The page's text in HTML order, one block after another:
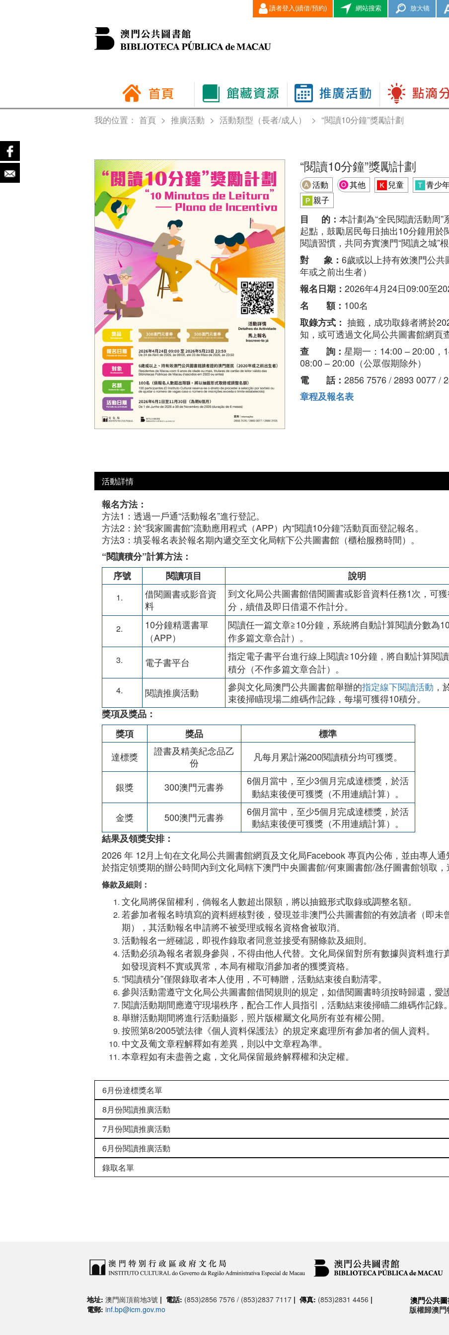
讀者登入(續借/預約) 網站搜索 放大镜
我的位置： 首頁> 推廣活動 > 活動類型（長者/成人） > “閱讀10分鐘”獎勵計劃
“閱讀10分鐘”獎勵計劃
活動 其他 兒童 青少
親子
目 的：本計劃為“全民閱讀活動周
起點，鼓勵居民每日抽出10分鐘用
閱讀習慣，共同夯實澳門“閱讀之城”
對 象：6歲或以上持有效澳門公
年或之前出生者）
報名日期：2026年4月24日09:00至
名 額： 100名
取錄方式： 抽籤，成功取錄者將於
知，或可透過文化局公共圖書館網頁
查 詢：星期一：14:00 – 20:00，
08:00 – 20:00（公眾假期除外）
電 話：2856 7576 / 2893 0077 /
章程及報名表
活動詳情
報名方法：
方法1：透過一戶通“活動報名”進行登記。
方法2：於“我家圖書館”流動應用程式（APP）內“閱讀10分鐘”活動頁面登記報名。
方法3：填妥報名表於報名期內遞交至文化局轄下公共圖書館（櫃枱服務時間）。
“閱讀積分”計算方法：
序號
閱讀項目 說明
借閱圖書或影音資
料
到文化局公共圖書館借閱圖書或影音資料任務1次，可
分，續借及即日借還不作計分。
10分鐘精選書單
（APP）
閱讀任一篇文章≧10分鐘，系統將自動計算閱讀分數為
作多篇文章合計）。
電子書平台
指定電子書平台進行線上閱讀≧10分鐘，將自動計算閱
積分（不作多篇文章合計）。
閱讀推廣活動
參與文化局澳門公共圖書館舉辦的指定線下閱讀活動 ，
束後掃瞄現場二維碼作記錄，每場可獲得10積分。
獎項及獎品：
獎項
獎品
標準
達標獎
證書及精美紀念品乙
份
凡每月累計滿200閱讀積分均可獲獎。
銀獎 300澳門元書券
6個月當中，至少3個月完成達標獎，於活
動結束後便可獲獎（不用連續計算）。
金獎
500澳門元書券
6個月當中，至少5個月完成達標獎，於活
動結束後便可獲獎（不用連續計算）。
結果及領獎安排：
2026 年 12月上旬在文化局公共圖書館網頁及文化局Facebook 專頁內公佈，並由專人
於指定領獎期的辦公時間內到文化局轄下澳門中央圖書館/何東圖書館/氹仔圖書館領取，
條款及細則：
文化局將保留權利，倘報名人數超出限額，將以抽籤形式取錄或調整名額。
若參加者報名時填寫的資料經核對後，發現並非澳門公共圖書館的有效讀者（即未
期），其活動報名申請將不被受理或報名資格會被取消。
活動報名一經確認，即視作錄取者同意並接受有關條款及細則。
活動必須為報名者親身參與，不得由他人代替。文化局保留對所有數據與資料進行
如發現資料不實或異常，本局有權取消參加者的獲獎資格。
“閱讀積分”僅限錄取者本人使用，不可轉贈，活動結束後自動清零。
參與活動需遵守文化局公共圖書館借閱規則的規定，如借閱圖書時須按時歸還，愛
閱讀活動期間應遵守現場秩序，配合工作人員指引，活動結束後掃瞄二維碼作記錄。
舉辦活動期間將進行活動攝影，照片版權屬文化局所有並有權公開。
按照第8/2005號法律《個人資料保護法》的規定來處理所有參加者的個人資料。
中文及葡文章程解釋如有差異，則以中文章程為準。
本章程如有未盡善之處，文化局保留最終解釋權和決定權。
6月份達標獎名單
8月份閱讀推廣活動
7月份閱讀推廣活動
6月份閱讀推廣活動
錄取名單
地址: 澳門崗頂前地3號 | 電話: (853)2856 7576 / (853)2837 7117 | 傳真: (853)2831 4456 |
電郵: inf.bp@icm.gov.mo
澳門公共
版權歸澳門